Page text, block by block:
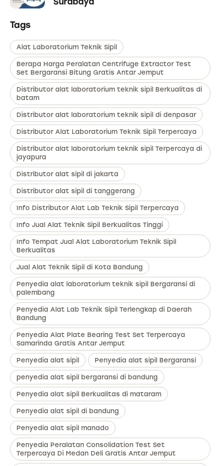
Tags
Alat Laboratorium Teknik Sipil
Berapa Harga Peralatan Centrifuge Extractor Test
Set Bergaransi Bitung Gratis Antar Jemput
Distributor alat laboratorium teknik sipil Berkualitas di
batam
Distributor alat laboratorium teknik sipil di denpasar
Distributor Alat Laboratorium Teknik Sipil Terpercaya
Distributor alat laboratorium teknik sipil Terpercaya di
jayapura
Distributor alat sipil di jakarta
Distributor alat sipil di tanggerang
Info Distributor Alat Lab Teknik Sipil Terpercaya
Info Jual Alat Teknik Sipil Berkualitas Tinggi
Info Tempat Jual Alat Laboratorium Teknik Sipil
Berkualitas
Jual Alat Teknik Sipil di Kota Bandung
Penyedia alat laboratorium teknik sipil Bergaransi di
palembang
Penyedia Alat Lab Teknik Sipil Terlengkap di Daerah
Bandung
Penyedia Alat Plate Bearing Test Set Terpercaya
Samarinda Gratis Antar Jemput
Penyedia alat sipil Penyedia alat sipil Bergaransi
penyedia alat sipil bergaransi di bandung
Penyedia alat sipil Berkualitas di mataram
Penyedia alat sipil di bandung
Penyedia alat sipil manado
Penyedia Peralatan Consolidation Test Set
Terpercaya Di Medan Deli Gratis Antar Jemput